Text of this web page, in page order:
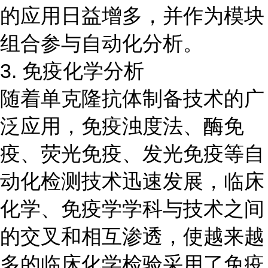
的应用日益增多，并作为模块
组合参与自动化分析。
3. 免疫化学分析
随着单克隆抗体制备技术的广
泛应用，免疫浊度法、酶免
疫、荧光免疫、发光免疫等自
动化检测技术迅速发展，临床
化学、免疫学学科与技术之间
的交叉和相互渗透，使越来越